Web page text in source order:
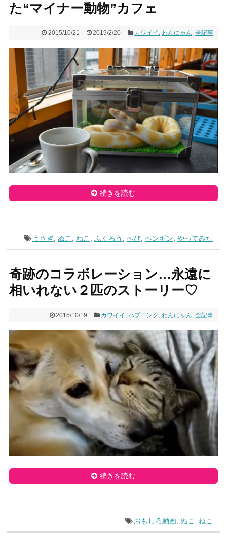
た“マイナー動物”カフェ
2015/10/21 2019/2/20 カワイイ ,わんにゃん,全記事
続きを読む
うさぎ, ぬこ ねこ ふくろう へび, ペンギン やってみた
奇跡のコラボレーション…永遠に
相いれない２匹のストーリー♡
2015/10/19 カワイイ ,ハプニング わんにゃん ,全記事
続きを読む
おもしろ動画, ぬこ ねこ